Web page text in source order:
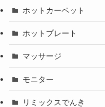
ホットカーペット
ホットプレート
マッサージ
モニター
リミックスでんき